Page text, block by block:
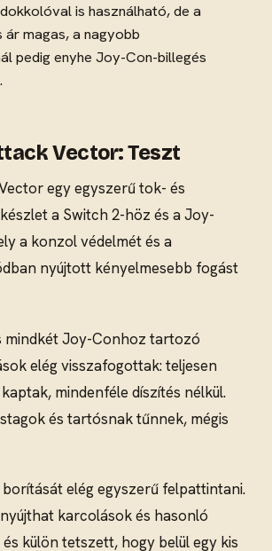
is használható, de a
magas, a nagyobb
pedig enyhe Joy-Con-billegés
Vector: Teszt
egy egyszerű tok- és
a Switch 2-höz és a Joy-
a konzol védelmét és a
nyújtott kényelmesebb fogást
mindkét Joy-Conhoz tartozó
elég visszafogottak: teljesen
mindenféle díszítés nélkül.
és tartósnak tűnnek, mégis
elég egyszerű felpattintani.
karcolások és hasonló
külön tetszett, hogy belül egy kis